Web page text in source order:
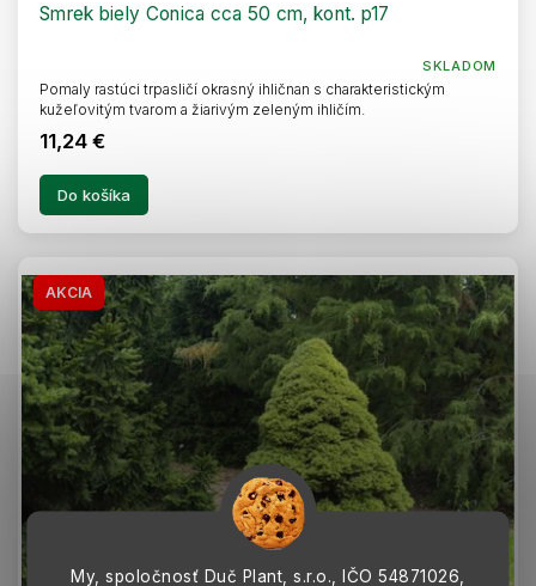
My, spoločnosť Duč Plant, s.r.o., IČO 54871026,
Smrek biely Conica cca 50 cm, kont. p17
SKLADOM
11,24 €
Do košíka
Pomaly rastúci trpasličí okrasný ihličnan s charakteristickým
kužeľovitým tvarom a žiarivým zeleným ihličím.
AKCIA